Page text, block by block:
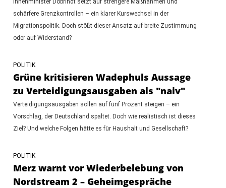
Innenminister Dobrindt setzt auf strengere Maßnahmen und
schärfere Grenzkontrollen – ein klarer Kurswechsel in der
Migrationspolitik. Doch stößt dieser Ansatz auf breite Zustimmung
oder auf Widerstand?
POLITIK
Grüne kritisieren Wadephuls Aussage
zu Verteidigungsausgaben als "naiv"
Verteidigungsausgaben sollen auf fünf Prozent steigen – ein
Vorschlag, der Deutschland spaltet. Doch wie realistisch ist dieses
Ziel? Und welche Folgen hätte es für Haushalt und Gesellschaft?
POLITIK
Merz warnt vor Wiederbelebung von
Nordstream 2 – Geheimgespräche